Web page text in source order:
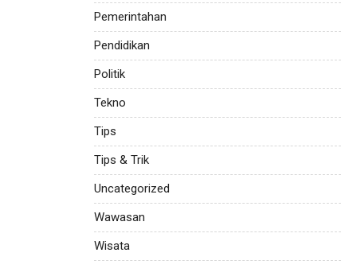
Pemerintahan
Pendidikan
Politik
Tekno
Tips
Tips & Trik
Uncategorized
Wawasan
Wisata